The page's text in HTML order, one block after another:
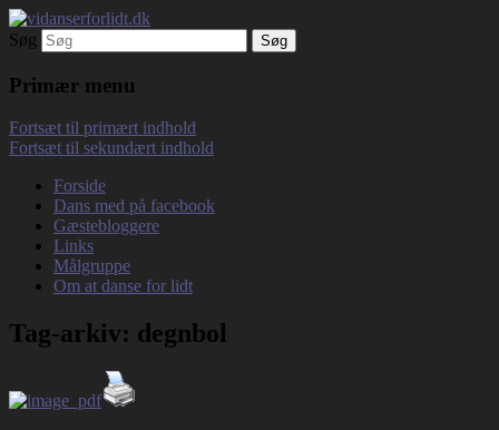
vidanserforlidt.dk
Debatterende tekster med filosofisk tilsnit
om hverdagens glæder og genvordigheder
Søg
Primær menu
Fortsæt til primært indhold
Fortsæt til sekundært indhold
Forside
Dans med på facebook
Gæstebloggere
Links
Målgruppe
Om at danse for lidt
Tag-arkiv: degnbol